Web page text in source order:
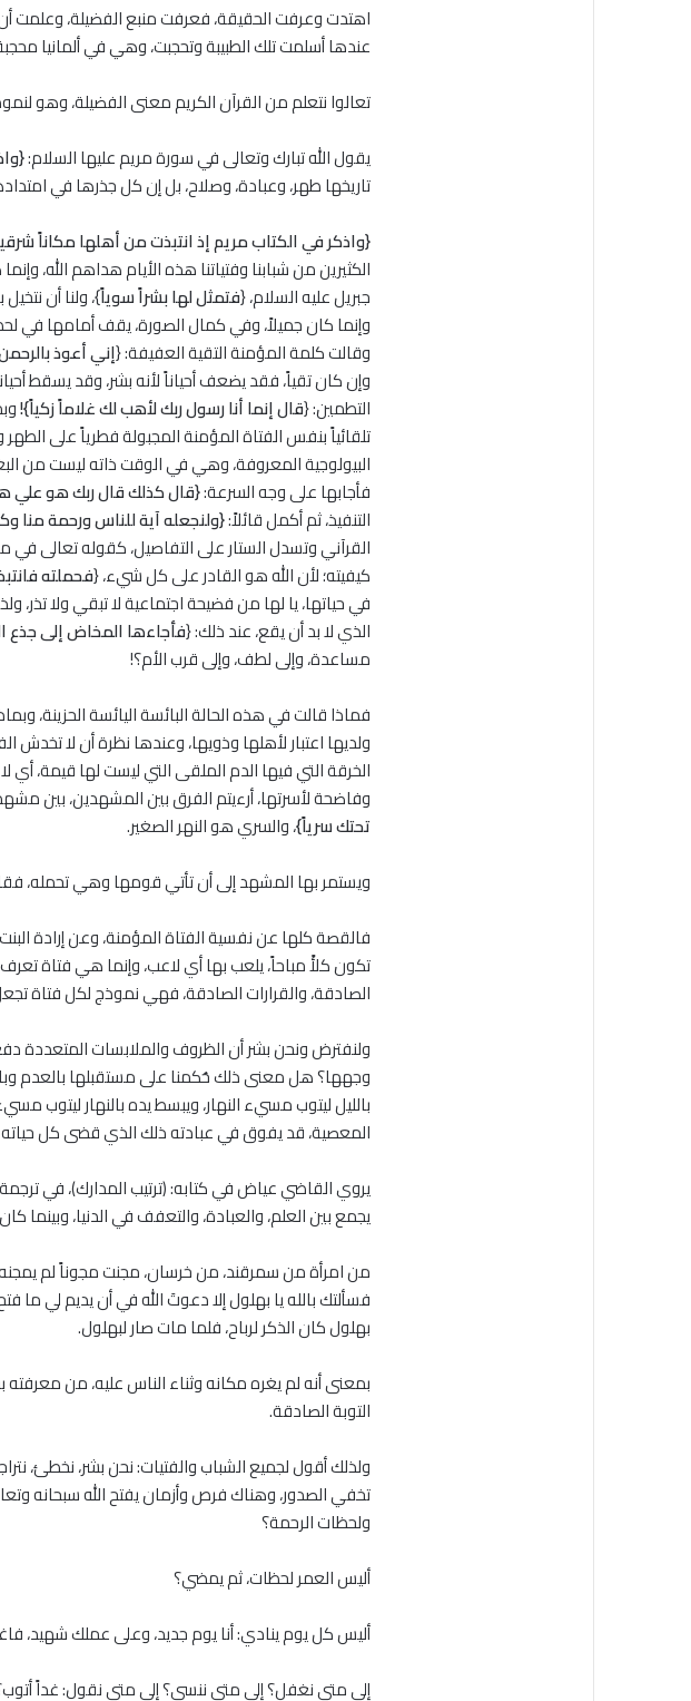
اهتدت وعرفت الحقيقة، فعرفت منبع الفضيلة، وعلمت أن
عندها أسلمت تلك الطبيبة وتحجبت، وهي في ألمانيا
تعالوا نتعلم من القرآن الكريم معنى الفضيلة، وهو
يقول الله تبارك وتعالى في سورة مريم عليها السلام:
تاريخها طهر، وعبادة، وصلاح، بل إن كل جذرها في
{واذكر في الكتاب مريم إذ انتبذت من أهلها مكاناً
الكثيرين من شبابنا وفتياتنا هذه الأيام هداهم الله،
جبريل عليه السلام، {فتمثل لها بشراً سوياً}، ولنا أن
وإنما كان جميلاً، وفي كمال الصورة، يقف أمامها في
وقالت كلمة المؤمنة التقية العفيفة: {إني أعوذ
وإن كان تقياً، فقد يضعف أحياناً لأنه بشر، وقد يسقط
التطمين: {قال إنما أنا رسول ربك لأهب لك غلاماً زكياً}!
تلقائياً بنفس الفتاة المؤمنة المجبولة فطرياً على
البيولوجية المعروفة، وهي في الوقت ذاته ليست من
فأجابها على وجه السرعة:{قال كذلك قال ربك هو علي
التنفيذ، ثم أكمل قائلاً:{ولنجعله آية للناس ورحمة منا
القرآني وتسدل الستار على التفاصيل، كقوله تعالى في
كيفيته؛ لأن الله هو القادر على كل شيء، {فحملته
في حياتها، يا لها من فضيحة اجتماعية لا تبقي ولا
الذي لا بد أن يقع، عند ذلك: {فأجاءها المخاض إلى جذع
مساعدة، وإلى لطف، وإلى قرب الأم؟!
فماذا قالت في هذه الحالة البائسة اليائسة الحزينة،
ولديها اعتبار لأهلها وذويها، وعندها نظرة أن لا
الخرقة التي فيها الدم الملقى التي ليست لها قيمة،
وفاضحة لأسرتها، أرءيتم الفرق بين المشهدين، بين
تحتك سرياً}، والسري هو النهر الصغير.
ويستمر بها المشهد إلى أن تأتي قومها وهي تحمله،
فالقصة كلها عن نفسية الفتاة المؤمنة، وعن إرادة
تكون كلأً مباحاً، يلعب بها أي لاعب، وإنما هي فتاة
الصادقة، والقرارات الصادقة، فهي نموذج لكل فتاة
ولنفترض ونحن بشر أن الظروف والملابسات المتعددة
وجهها؟ هل معنى ذلك حُكمنا على مستقبلها بالعدم
بالليل ليتوب مسيء النهار، ويبسط يده بالنهار ليتوب
المعصية، قد يفوق في عبادته ذلك الذي قضى كل حياته
يجمع بين العلم، والعبادة، والتعفف في الدنيا، وبينما
من امرأة من سمرقند، من خرسان، مجنت مجوناً لم يمجنه
فسألتك بالله يا بهلول إلا دعوتَ الله في أن يديم لي
بهلول كان الذكر لرباح، فلما مات صار لبهلول.
بمعنى أنه لم يغره مكانه وثناء الناس عليه، من
التوبة الصادقة.
ولذلك أقول لجميع الشباب والفتيات: نحن بشر، نخطئ،
تخفي الصدور، وهناك فرص وأزمان يفتح الله سبحانه
ولحظات الرحمة؟
أليس العمر لحظات، ثم يمضي؟
أليس كل يوم ينادي: أنا يوم جديد، وعلى عملك شهيد،
إلى متى نغفل؟ إلى متى ننسى؟ إلى متى نقول: غداً